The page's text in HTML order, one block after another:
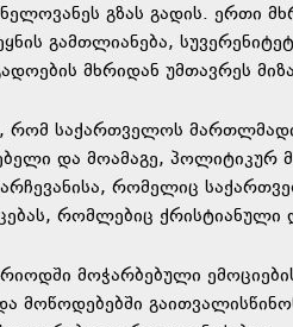
გზას გადის. ერთი
გამთლიანება,
მხრიდან უმთავრეს
რომ საქართველოს
და მოამაგე,
რომელიც
რომლებიც
მოჭარბებული
მოწოდებებში